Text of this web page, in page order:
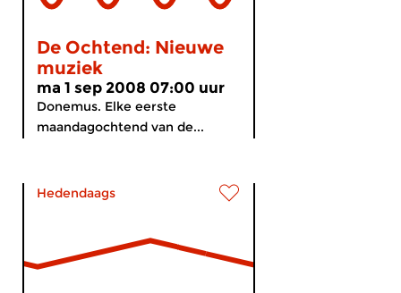
De Ochtend: Nieuwe
muziek
ma 1 sep 2008 07:00 uur
Donemus. Elke eerste
maandagochtend van de...
Hedendaags